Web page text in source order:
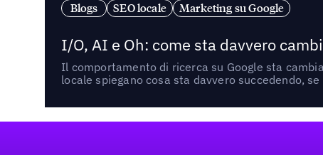
Blogs SEO locale Marketing su Google
I/O, AI e Oh: come sta davvero
Il comportamento di ricerca su Google sta
locale spiegano cosa sta davvero succedendo,